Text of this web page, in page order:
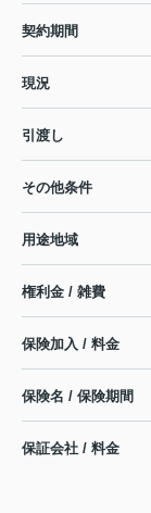
契約期間
現況
引渡し
その他条件
用途地域
権利金 / 雑費
保険加入 / 料金
保険名 / 保険期間
保証会社 / 料金